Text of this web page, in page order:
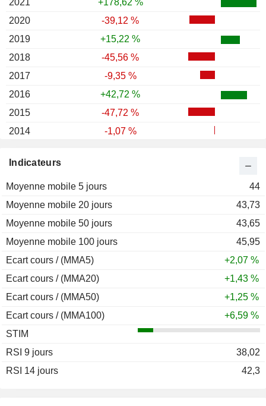
Indicateurs
Moyenne mobile 5 jours
44
Moyenne mobile 20 jours
43,73
Moyenne mobile 50 jours
43,65
Moyenne mobile 100 jours
45,95
Ecart cours / (MMA5)
+2,07 %
Ecart cours / (MMA20)
+1,43 %
Ecart cours / (MMA50)
+1,25 %
Ecart cours / (MMA100)
+6,59 %
STIM
RSI 9 jours
38,02
RSI 14 jours
42,3
2021
+178,62 %
2020
-39,12 %
2019
+15,22 %
2018
-45,56 %
2017
-9,35 %
2016
+42,72 %
2015
-47,72 %
2014
-1,07 %
2012
2011
-21,03 %
2010
+6,82 %
2009
+11,86 %
2008
-26,09 %
2007
2006
2005
2004
+35,94 %
2003
+24,75 %
2002
2001